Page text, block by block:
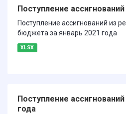
Поступление
Поступление ассигнований из
бюджета за январь 2021 года
XLSX
Поступление
года